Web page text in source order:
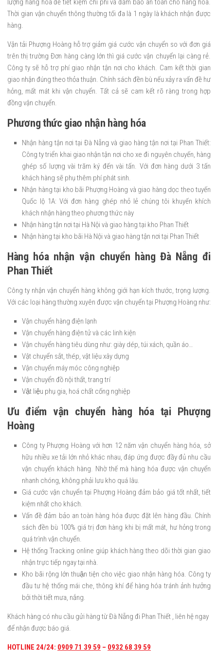
lượng hàng hóa để tiết kiệm chi phí và đảm bảo an toàn cho hàng hóa.
Thời gian vận chuyển thông thường tối đa là 1 ngày là khách nhận được
hàng.
Vận tải Phượng Hoàng hỗ trợ giảm giá cước vận chuyển so với đơn giá
trên thị trường Đơn hàng càng lớn thì giá cước vận chuyển lại càng rẻ.
Công ty sẽ hỗ trợ phí giao nhận tận nơi cho khách. Cam kết thời gian
giao nhận đúng theo thỏa thuận. Chính sách đền bù nếu xảy ra vấn đề hư
hỏng, mất mát khi vận chuyển. Tất cả sẽ cam kết rõ ràng trong hợp
đồng vận chuyển.
Phương thức giao nhận hàng hóa
Nhận hàng tận nơi tại Đà Nẵng và giao hàng tận nơi tại Phan Thiết:
Công ty triển khai giao nhận tận nơi cho xe đi nguyên chuyến, hàng
ghép số lượng vài trăm ký đến vài tấn. Với đơn hàng dưới 3 tấn
khách hàng sẽ phụ thêm phí phát sinh.
Nhận hàng tại kho bãi Phượng Hoàng và giao hàng dọc theo tuyến
Quốc lộ 1A: Với đơn hàng ghép nhỏ lẻ chúng tôi khuyến khích
khách nhận hàng theo phương thức này
Nhận hàng tận nơi tại Hà Nội và giao hàng tại kho Phan Thiết
Nhận hàng tại kho bãi Hà Nội và giao hàng tận nơi tại Phan Thiết
Hàng hóa nhận vận chuyển hàng Đà Nẵng đi
Phan Thiết
Công ty nhận vận chuyển hàng không giới hạn kích thước, trọng lượng.
Với các loại hàng thường xuyên được vận chuyển tại Phượng Hoàng như:
Vận chuyển hàng điện lạnh
Vận chuyển hàng điện tử và các linh kiện
Vận chuyển hàng tiêu dùng như: giày dép, túi xách, quần áo…
Vật chuyển sắt, thép, vật liệu xây dựng
Vận chuyển máy móc công nghiệp
Vận chuyển đồ nội thất, trang trí
Vật liệu phụ gia, hoá chất cống nghiệp
Ưu điểm vận chuyển hàng hóa tại Phượng
Hoàng
Công ty Phượng Hoàng với hơn 12 năm vận chuyển hàng hóa, sở
hữu nhiều xe tải lớn nhỏ khác nhau, đáp ứng được đầy đủ nhu cầu
vận chuyển khách hàng. Nhờ thế mà hàng hóa được vận chuyển
nhanh chóng, không phải lưu kho quá lâu.
Giá cước vận chuyển tại Phượng Hoàng đảm bảo giá tốt nhất, tiết
kiệm nhất cho khách.
Vấn đề đảm bảo an toàn hàng hóa được đặt lên hàng đầu. Chính
sách đền bù 100% giá trị đơn hàng khi bị mất mát, hư hỏng trong
quá trình vận chuyển.
Hệ thống Tracking online giúp khách hàng theo dõi thời gian giao
nhận trực tiếp ngay tại nhà.
Kho bãi rộng lớn thuận tiện cho việc giao nhận hàng hóa. Công ty
đầu tư hệ thống mái che, thông khí để hàng hóa tránh ảnh hưởng
bởi thời tiết mưa, nắng.
Khách hàng có nhu cầu gửi hàng từ Đà Nẵng đi Phan Thiết , liên hệ ngay
để nhận được báo giá.
HOTLINE 24/24: 0909 71 39 59 – 0932 68 39 59